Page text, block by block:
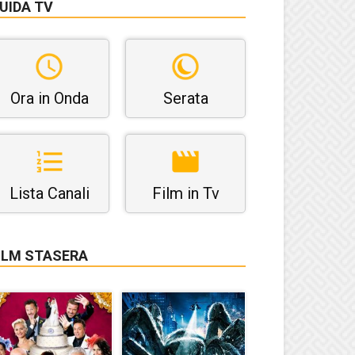
TV
Ora in Onda Serata
Lista Canali Film in Tv
STASERA